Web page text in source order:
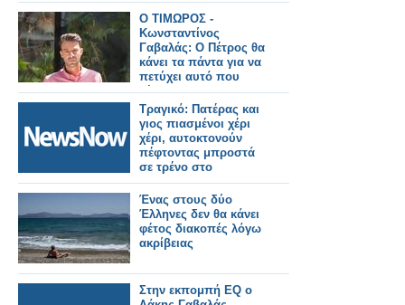
Ο ΤΙΜΩΡΟΣ -
Κωνσταντίνος
Γαβαλάς: Ο Πέτρος θα
κάνει τα πάντα για να
πετύχει αυτό που
θέλει !
Τραγικό: Πατέρας και
γιος πιασμένοι χέρι
χέρι, αυτοκτονούν
πέφτοντας μπροστά
σε τρένο στο
Bhayandar της
Βομβάης
Ένας στους δύο
Έλληνες δεν θα κάνει
φέτος διακοπές λόγω
ακρίβειας
Στην εκπομπή EQ ο